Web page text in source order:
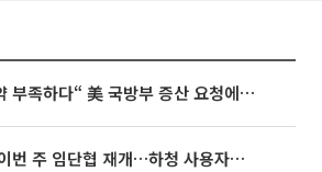
[특징주] “탄약 부족하다“ 美 국방부 증산 요청에⋯국내 방산주 급등세
현대차·기아, 이번 주 임단협 재개…하청 사용자성 재심도 ‘변수’